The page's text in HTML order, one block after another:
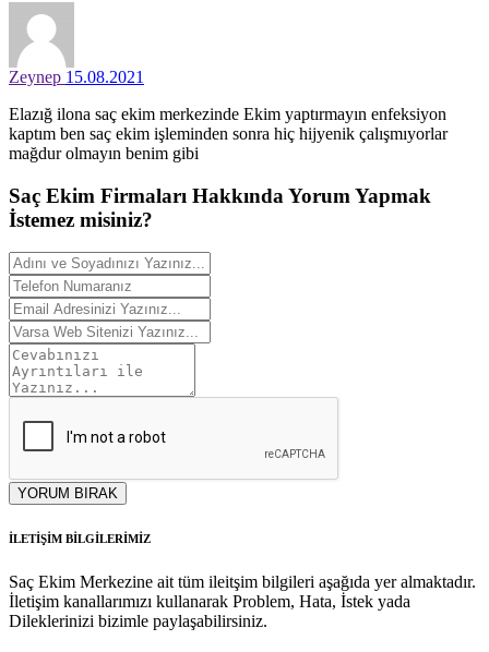
Zeynep 15.08.2021
Elazığ ilona saç ekim merkezinde Ekim yaptırmayın enfeksiyon
kaptım ben saç ekim işleminden sonra hiç hijyenik çalışmıyorlar
mağdur olmayın benim gibi
Saç Ekim Firmaları Hakkında Yorum Yapmak
İstemez misiniz?
YORUM BIRAK
İLETİŞİM BİLGİLERİMİZ
Saç Ekim Merkezine ait tüm ileitşim bilgileri aşağıda yer almaktadır.
İletişim kanallarımızı kullanarak Problem, Hata, İstek yada
Dileklerinizi bizimle paylaşabilirsiniz.